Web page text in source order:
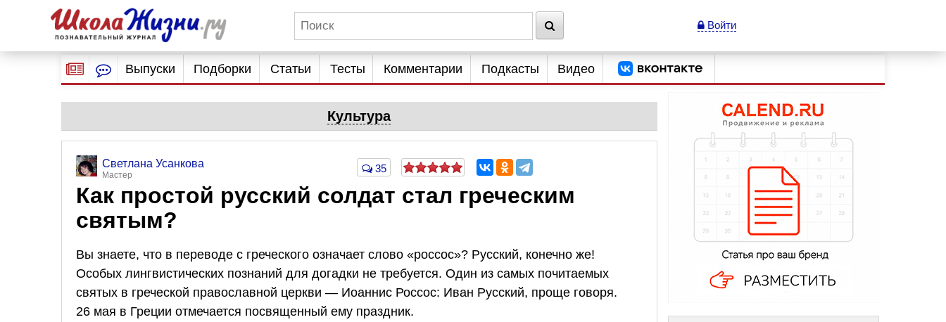
Войти
Выпуски Подборки Статьи Тесты Комментарии Подкасты Видео
Культура
Светлана Усанкова
Мастер
35
Как простой русский солдат стал греческим
святым?
Вы знаете, что в переводе с греческого означает слово «россос»? Русский, конечно же!
Особых лингвистических познаний для догадки не требуется. Один из самых почитаемых
святых в греческой православной церкви — Иоаннис Россос: Иван Русский, проще говоря.
26 мая в Греции отмечается посвященный ему праздник.